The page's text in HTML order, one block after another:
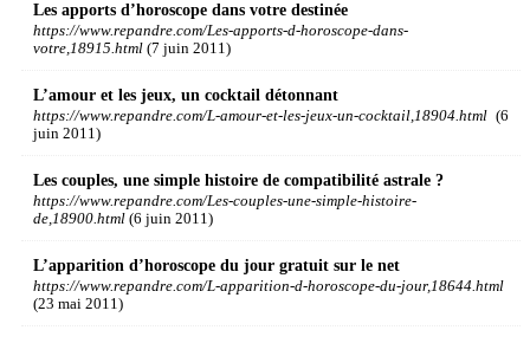
Les apports d’horoscope dans votre destinée
https://www.repandre.com/Les-apports-d-horoscope-dans-
votre,18915.html (7 juin 2011)
L’amour et les jeux, un cocktail détonnant
https://www.repandre.com/L-amour-et-les-jeux-un-cocktail,18904.html (6
juin 2011)
Les couples, une simple histoire de compatibilité astrale ?
https://www.repandre.com/Les-couples-une-simple-histoire-
de,18900.html (6 juin 2011)
L’apparition d’horoscope du jour gratuit sur le net
https://www.repandre.com/L-apparition-d-horoscope-du-jour,18644.html
(23 mai 2011)